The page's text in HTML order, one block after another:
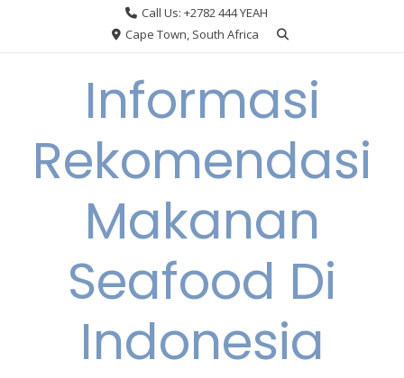
Call Us: +2782 444 YEAH
Cape Town, South Africa
Informasi
Rekomendasi
Makanan
Seafood Di
Indonesia